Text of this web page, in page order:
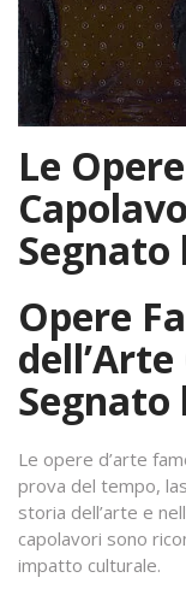
Le
Segnato
Opere
Segnato
Le opere d’arte
prova del tempo,
storia dell’arte e
capolavori sono
impatto culturale.